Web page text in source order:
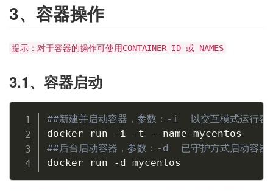
3、容器操作
提示：对于容器的操作可使用CONTAINER ID 或 NAMES
3.1、容器启动
##新建并启动容器，参数：-i  以交互模式运行
##后台启动容器，参数：-d  已守护方式启动容器
docker run -d mycentos